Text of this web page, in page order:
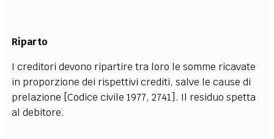
Riparto
I creditori devono ripartire tra loro le somme ricavate
in proporzione dei rispettivi crediti, salve le cause di
prelazione [Codice civile 1977, 2741]. Il residuo spetta
al debitore.